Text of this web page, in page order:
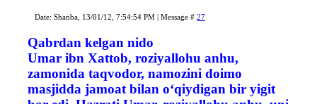
Date: Shanba, 13/01/12, 7:54:54 PM | Message # 27
Qabrdan kelgan nido
Umar ibn Xattob, roziyallohu anhu,
zamonida taqvodor, namozini doimo
masjidda jamoat bilan o‘qiydigan bir yigit